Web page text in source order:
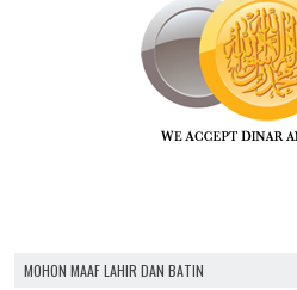
MOHON MAAF LAHIR DAN BATIN